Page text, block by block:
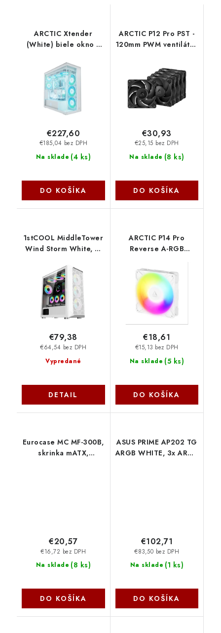
ARCTIC Xtender
(White) biele okno s
Arctic Cooling
Na sklade (4 ks)
€185,04 bez DPH
€227,60
DO KOŠÍKA
ARCTIC P12 Pro PST -
120mm PWM ventilátor
(balenie po 5 kusoch)
ACFAN00307A Arctic
Cooling
Na sklade (8 ks)
€25,15 bez DPH
€30,93
DO KOŠÍKA
1stCOOL MiddleTower
Wind Storm White, E-
ARGB fan ML-
WSTORM-W-ARGB
1stCool
Vypredané
€64,54 bez DPH
€79,38
DETAIL
ARCTIC P14 Pro
Reverse A-RGB
PC 140mm 4pin PWM
PST reverzný design
ACFAN00324A Arctic
Cooling
Na sklade (5 ks)
€15,13 bez DPH
€18,61
DO KOŠÍKA
Eurocase MC MF-300B,
skrinka mATX,
Na sklade (8 ks)
€16,72 bez DPH
€20,57
DO KOŠÍKA
ASUS PRIME AP202 TG
ARGB WHITE, 3x ARGB
Na sklade (1 ks)
€83,50 bez DPH
€102,71
DO KOŠÍKA